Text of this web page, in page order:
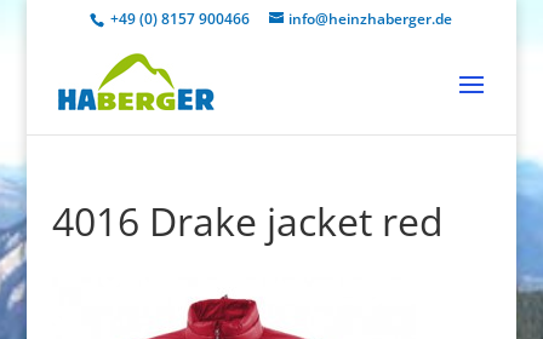
+49 (0) 8157 900466 info@heinzhaberger.de
4016 Drake jacket red